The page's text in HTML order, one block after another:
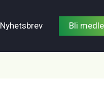
Nyhetsbrev Bli